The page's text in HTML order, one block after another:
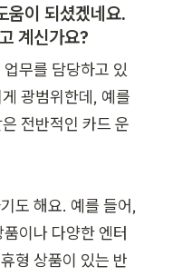
움이 되셨겠네요.
계신가요?
무를 담당하고 있
광범위한데, 예를
전반적인 카드 운
도 해요. 예를 들어,
이나 다양한 엔터
형 상품이 있는 반